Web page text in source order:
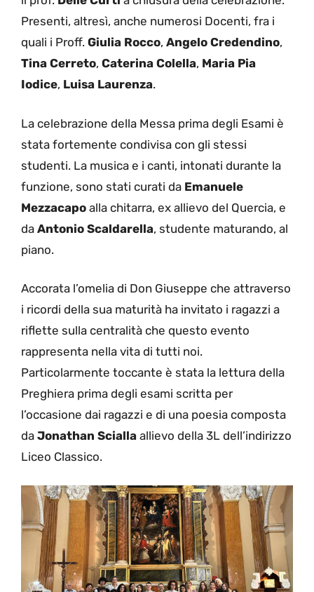
Presenti, altresì, anche numerosi Docenti, fra i
quali i Proff. Giulia Rocco, Angelo Credendino,
Tina Cerreto, Caterina Colella, Maria Pia
Iodice, Luisa Laurenza.
La celebrazione della Messa prima degli Esami è
stata fortemente condivisa con gli stessi
studenti. La musica e i canti, intonati durante la
funzione, sono stati curati da Emanuele
Mezzacapo alla chitarra, ex allievo del Quercia, e
da Antonio Scaldarella, studente maturando, al
piano.
Accorata l’omelia di Don Giuseppe che attraverso
i ricordi della sua maturità ha invitato i ragazzi a
riflette sulla centralità che questo evento
rappresenta nella vita di tutti noi.
Particolarmente toccante è stata la lettura della
Preghiera prima degli esami scritta per
l’occasione dai ragazzi e di una poesia composta
da Jonathan Scialla allievo della 3L dell’indirizzo
Liceo Classico.